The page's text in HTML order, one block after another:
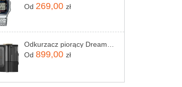
Od 269,00 zł
Od 899,00 zł